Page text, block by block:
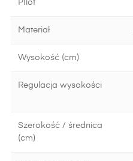
PIlot
Materiał
Wysokość (cm)
Regulacja wysokości
Szerokość / średnica
(cm)